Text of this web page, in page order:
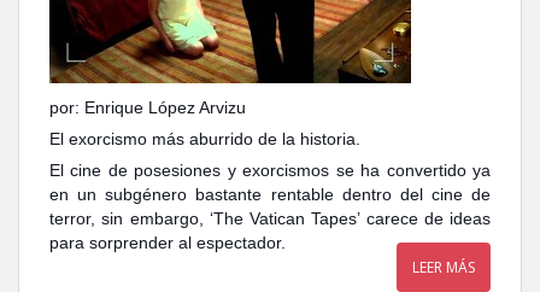
por: Enrique López Arvizu
El exorcismo más aburrido de la historia.
El cine de posesiones y exorcismos se ha convertido ya
en un subgénero bastante rentable dentro del cine de
terror, sin embargo, ‘The Vatican Tapes’ carece de ideas
para sorprender al espectador.
LEER MÁS